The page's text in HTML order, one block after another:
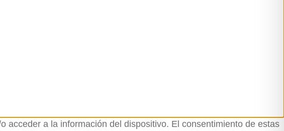
acceder a la información del dispositivo. El consentimiento de estas